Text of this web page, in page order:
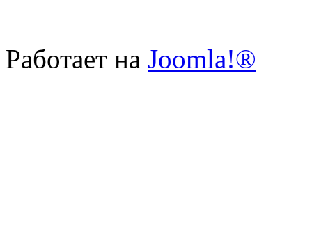
Работает на Joomla!®